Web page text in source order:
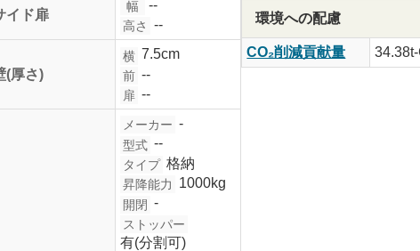
イド扉
幅 --
高さ --
(厚さ)
横 7.5cm
前 --
扉 --
メーカー -
型式 --
タイプ 格納
昇降能力 1000kg
開閉 -
ストッパー
有(分割可)
環境への配慮
CO₂削減貢献量